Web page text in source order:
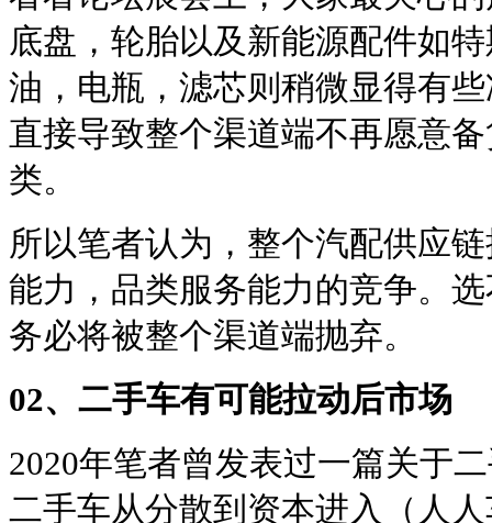
底盘，轮胎以及新能源配件如
油，电瓶，滤芯则稍微显得有
直接导致整个渠道端不再愿意
类。
所以笔者认为，整个汽配供应
能力，品类服务能力的竞争。
务必将被整个渠道端抛弃。
02、二手车有可能拉动后市场
2020年笔者曾发表过一篇关于
二手车从分散到资本进入（人